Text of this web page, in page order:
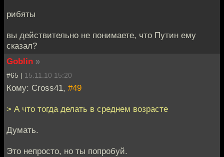
рибяты
вы действительно не понимаете, что Путин ему
сказал?
Goblin »
#65 | 15.11.10 15:20
Кому: Cross41, #49
> А что тогда делать в среднем возрасте
Думать.
Это непросто, но ты попробуй.